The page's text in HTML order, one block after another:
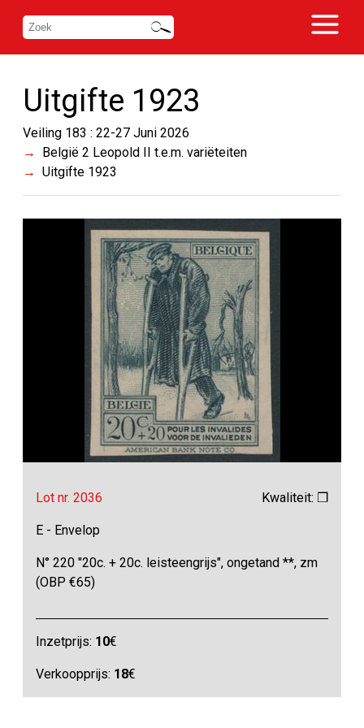
Uitgifte 1923
Veiling 183 : 22-27 Juni 2026
België 2 Leopold II t.e.m. variëteiten
Uitgifte 1923
Lot nr. 2036 Kwaliteit: ❒
E - Envelop
N° 220 "20c. + 20c. leisteengrijs", ongetand **, zm
(OBP €65)
Inzetprijs: 10€
Verkoopprijs: 18€